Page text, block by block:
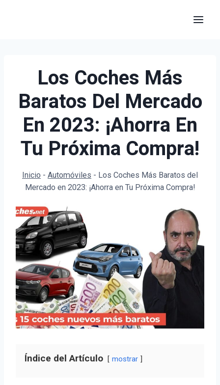
Los Coches Más
Baratos Del Mercado
En 2023: ¡Ahorra En
Tu Próxima Compra!
Inicio - Automóviles - Los Coches Más Baratos del
Mercado en 2023: ¡Ahorra en Tu Próxima Compra!
Índice del Artículo mostrar